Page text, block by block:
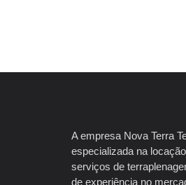
A empresa Nova Terra
especializada na
serviços de
de experiência no